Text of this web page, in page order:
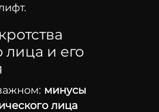
лица и его
минусы
лица